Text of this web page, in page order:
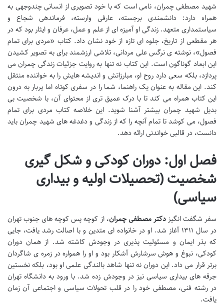
شهید مصطفی چمران، نامی است که با خود تصویری از انسانی چندوجهی به
همراه دارد: دانشمندی برجسته، عارفی وارسته، فرماندهی شجاع و
سیاستمداری متعهد. زندگی او آمیزه ای از علم و عمل، عرفان و ایثار بود که در
هر مقطعی از تاریخ، جلوه ای تازه از خود نشان داد. کتاب «مردی برای تمام
فصول»، نوشته ی نرگس علی مردانی، تلاشی ارزشمند برای به تصویر کشیدن
این ابعاد گوناگون است. این کتاب نه تنها به روایت جزئیات زندگی چمران می
پردازد، بلکه سعی دارد روح او، مبارزاتش و اندیشه هایش را به خواننده منتقل
کند. این مقاله به عنوان یک راهنما، شما را در سفری کوتاه اما پربار به درون
این کتاب همراه می کند تا با درک عمیق تری از محتوای آن، با شخصیت بی
بدیل شهید چمران بیشتر آشنا شوید. این خلاصه کتاب مردی برای تمام
فصول، می کوشد تا تمام آنچه را که از زندگی و دغدغه های شهید چمران باید
دانست، در قالبی خواندنی ارائه دهد.
فصل اول: دوران کودکی و شکل گیری
شخصیت (تحصیلات اولیه و بیداری
سیاسی)
سفر شگفت انگیزدکتر مصطفی چمران، از کوچه پس کوچه های جنوب تهران
در سال ۱۳۱۱ آغاز شد. او در خانواده ای متدین و با اصالت رشد یافت، جایی
که بذر ایمان و مسئولیت پذیری در وجودش کاشته شد. از همان دوران
کودکی، نبوغ و هوش سرشارش آشکار بود و او را همواره در زمره ی شاگردان
برتر قرار می داد. این دوران نه تنها شاهد بالندگی علمی او بود، بلکه نخستین
جرقه های بیداری سیاسی نیز در وجودش زده شد. با ورود به دانشگاه تهران
در رشته فنی، مصطفی خود را در قلب تحولات سیاسی و اجتماعی آن زمان
یافت.